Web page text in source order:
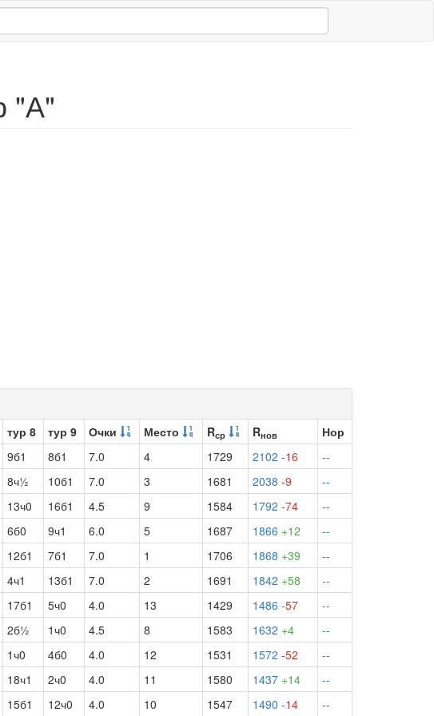
"А"
тур 8 тур 9 Очки Место Rср Rнов
Нор
9б1 8б1 7.0 4 1729 2102 -16
--
8ч½ 10б1 7.0 3 1681 2038 -9
--
13ч0 16б1 4.5 9 1584 1792 -74
--
6б0 9ч1 6.0 5 1687 1866 +12
--
12б1 7б1 7.0 1 1706 1868 +39
--
4ч1 13б1 7.0 2 1691 1842 +58
--
17б1 5ч0 4.0 13 1429 1486 -57
--
2б½ 1ч0 4.5 8 1583 1632 +4
--
1ч0 4б0 4.0 12 1531 1572 -52
--
18ч1 2ч0 4.0 11 1580 1437 +14
--
15б1 12ч0 4.0 10 1547 1490 -14 --